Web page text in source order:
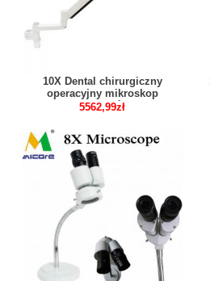
10X Dental chirurgiczny
operacyjny mikroskop
endodontyczny ze światłem LED
5562,99zł